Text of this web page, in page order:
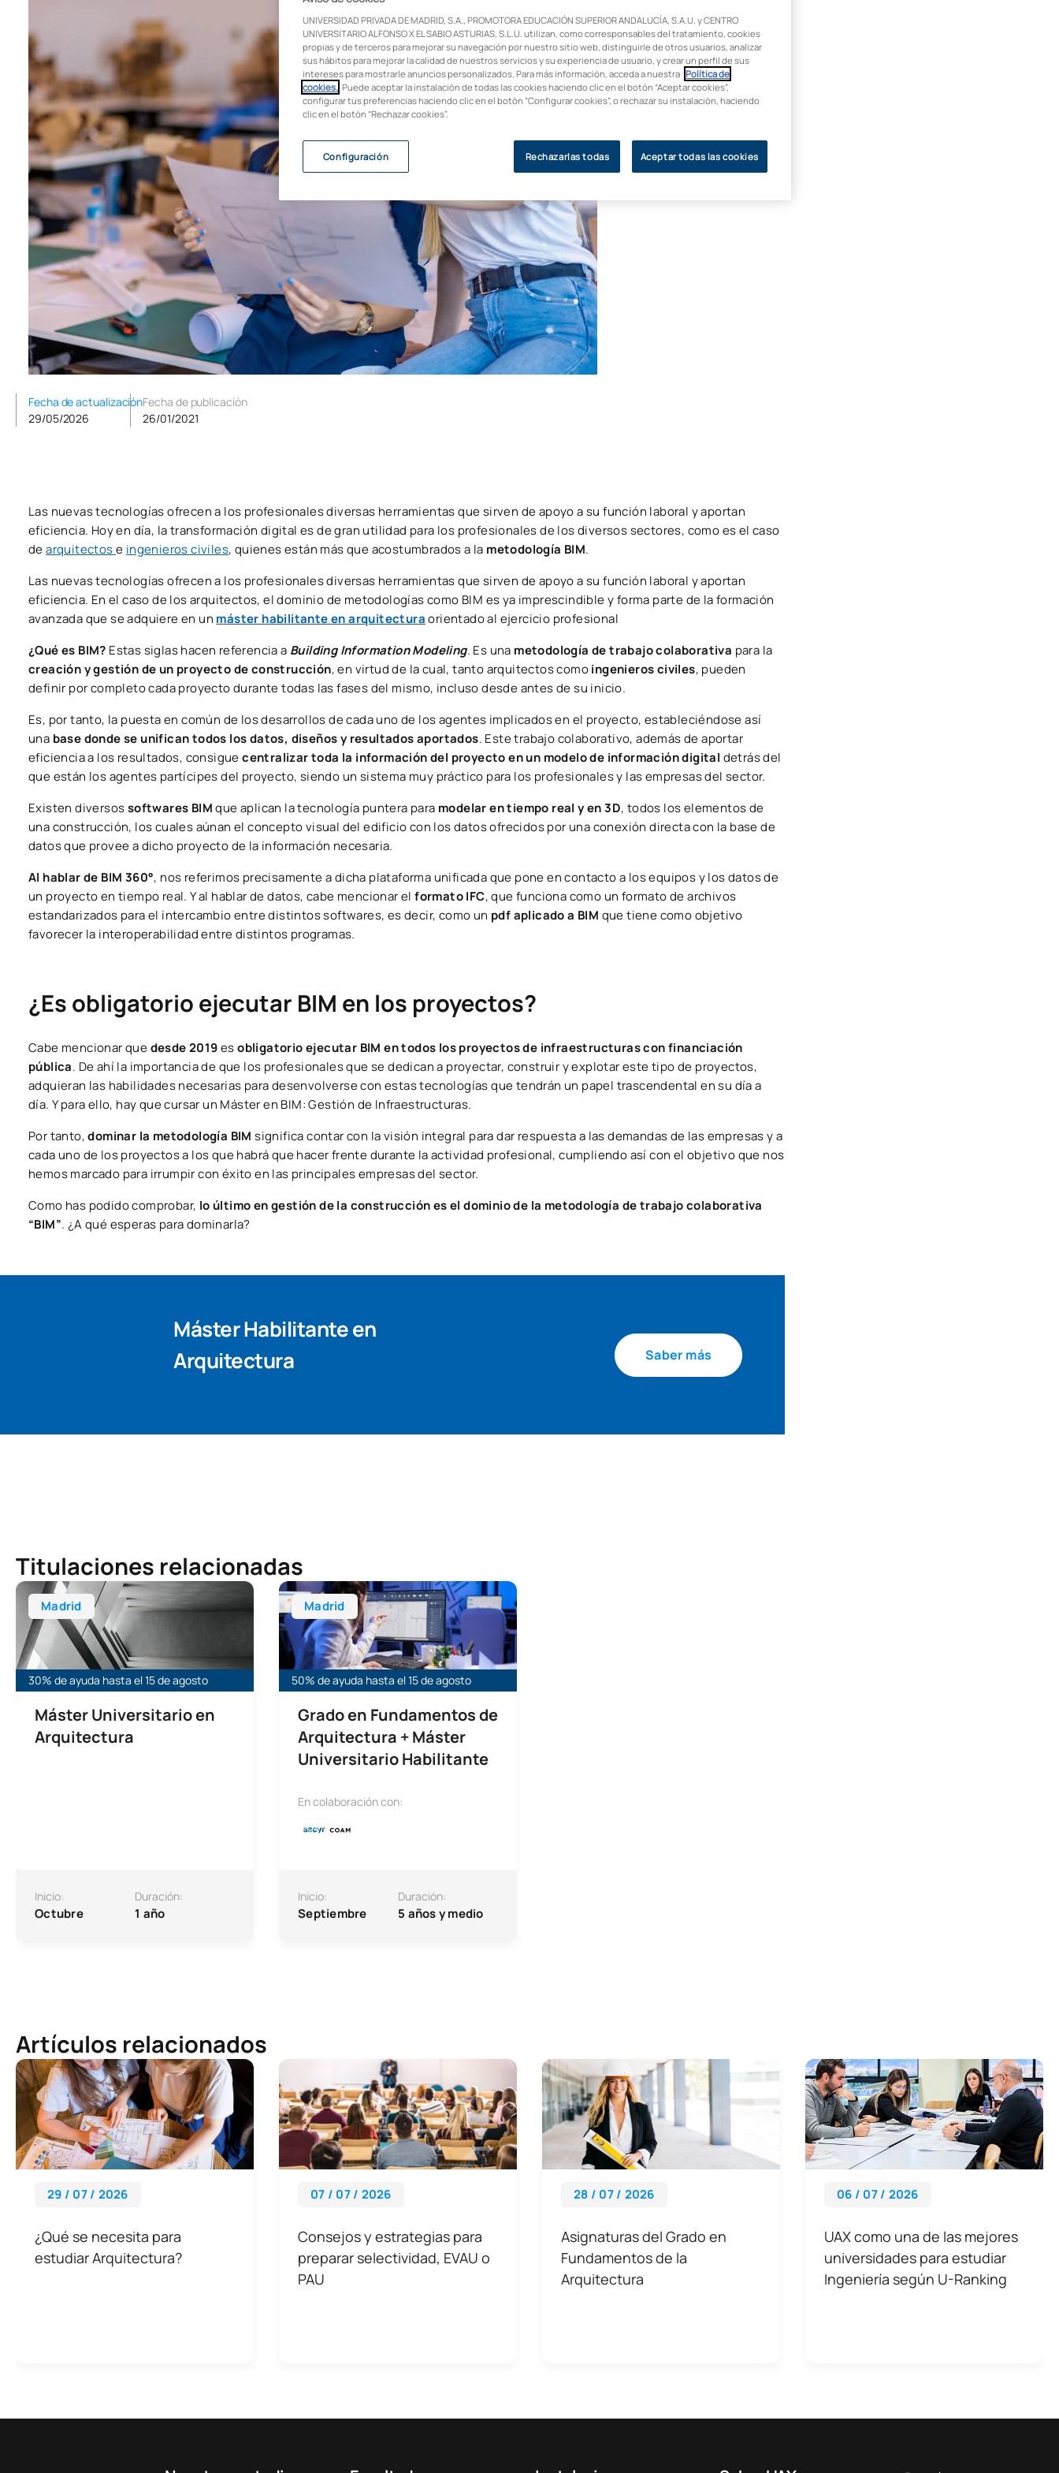
Fecha de actualización
29/05/2026
Fecha de publicación
26/01/2021
Las nuevas tecnologías ofrecen a los profesionales diversas herramientas que sirven de apoyo a su función laboral y aportan
eficiencia. Hoy en día, la transformación digital es de gran utilidad para los profesionales de los diversos sectores, como es el caso
dearquitectose ingenieros civiles, quienes están más que acostumbrados a la metodología BIM.
Las nuevas tecnologías ofrecen a los profesionales diversas herramientas que sirven de apoyo a su función laboral y aportan
eficiencia. En el caso de los arquitectos, el dominio de metodologías como BIM es ya imprescindible y forma parte de la formación
avanzada que se adquiere en un máster habilitante en arquitecturaorientado al ejercicio profesional
¿Qué es BIM? Estas siglas hacen referencia a Building Information Modeling. Es una metodología de trabajo colaborativa para la
creación y gestión de un proyecto de construcción, en virtud de la cual, tanto arquitectos comoingenieros civiles, pueden
definir por completo cada proyecto durante todas las fases del mismo, incluso desde antes de su inicio.
Es, por tanto, la puesta en común de los desarrollos de cada uno de los agentes implicados en el proyecto, estableciéndose así
una base donde se unifican todos los datos, diseños y resultados aportados. Este trabajo colaborativo, además de aportar
eficiencia a los resultados, consiguecentralizar toda la información del proyecto en un modelo de información digital detrás del
que están los agentes partícipes del proyecto, siendo un sistema muy práctico para los profesionales y las empresas del sector.
Existen diversossoftwares BIMque aplican la tecnología puntera para modelar en tiempo real y en 3D, todos los elementos de
una construcción, los cuales aúnan el concepto visual del edificio con los datos ofrecidos por una conexión directa con la base de
datos que provee a dicho proyecto de la información necesaria.
Al hablar de BIM 360°, nos referimos precisamente a dicha plataforma unificada que pone en contacto a los equipos y los datos de
un proyecto en tiempo real. Y al hablar de datos, cabe mencionar el formato IFC, que funciona como un formato de archivos
estandarizados para el intercambio entre distintos softwares, es decir, como un pdf aplicado a BIM que tiene como objetivo
favorecer la interoperabilidad entre distintos programas.
¿Es obligatorio ejecutar BIM en los proyectos?
Cabe mencionar quedesde 2019esobligatorio ejecutar BIM en todos los proyectos de infraestructuras con financiación
pública. De ahí la importancia de que los profesionales que se dedican a proyectar, construir y explotar este tipo de proyectos,
adquieran las habilidades necesarias para desenvolverse con estas tecnologías que tendrán un papel trascendental en su día a
día. Y para ello, hay que cursar un Máster en BIM: Gestión de Infraestructuras.
Por tanto,dominar la metodología BIM significa contar con la visión integral para dar respuesta a las demandas de las empresas y a
cada uno de los proyectos a los que habrá que hacer frente durante la actividad profesional, cumpliendo así con el objetivo que nos
hemos marcado para irrumpir con éxito en las principales empresas del sector.
Como has podido comprobar, lo último en gestión de la construcción es el dominio de la metodología de trabajo colaborativa
“BIM”. ¿A qué esperas para dominarla?
Máster Habilitante en
Arquitectura
Saber más
Titulaciones relacionadas
Madrid
30% de ayuda hasta el 15 de agosto
Máster Universitario en
Arquitectura
Inicio:
Octubre
Duración:
1 año
Máster Universitario en Arquitectura (Habilitante)
Madrid
50% de ayuda hasta el 15 de agosto
Grado en Fundamentos de
Arquitectura + Máster
Universitario Habilitante
En colaboración con:
Inicio:
Septiembre
Duración:
5 años y medio
Grado en Fundamentos de la Arquitectura
Artículos relacionados
29 / 07 / 2026
¿Qué se necesita para
estudiar Arquitectura?
07 / 07 / 2026
Consejos y estrategias para
preparar selectividad, EVAU o
PAU
28 / 07 / 2026
Asignaturas del Grado en
Fundamentos de la
Arquitectura
06 / 07 / 2026
UAX como una de las mejores
universidades para estudiar
Ingeniería según U-Ranking
UNIVERSIDAD PRIVADA DE MADRID, S.A., PROMOTORA EDUCACIÓN SUPERIOR ANDALUCÍA, S.A.U. y CENTRO
UNIVERSITARIO ALFONSO X EL SABIO ASTURIAS, S.L.U. utilizan, como corresponsables del tratamiento, cookies
propias y de terceros para mejorar su navegación por nuestro sitio web, distinguirle de otros usuarios, analizar
sus hábitos para mejorar la calidad de nuestros servicios y su experiencia de usuario, y crear un perfil de sus
intereses para mostrarle anuncios personalizados. Para más información, acceda a nuestra Política de
cookies. . Puede aceptar la instalación de todas las cookies haciendo clic en el botón “Aceptar cookies”,
configurar tus preferencias haciendo clic en el botón “Configurar cookies”, o rechazar su instalación, haciendo
clic en el botón “Rechazar cookies”.
Rechazarlas todas Aceptar todas las cookies
Configuración